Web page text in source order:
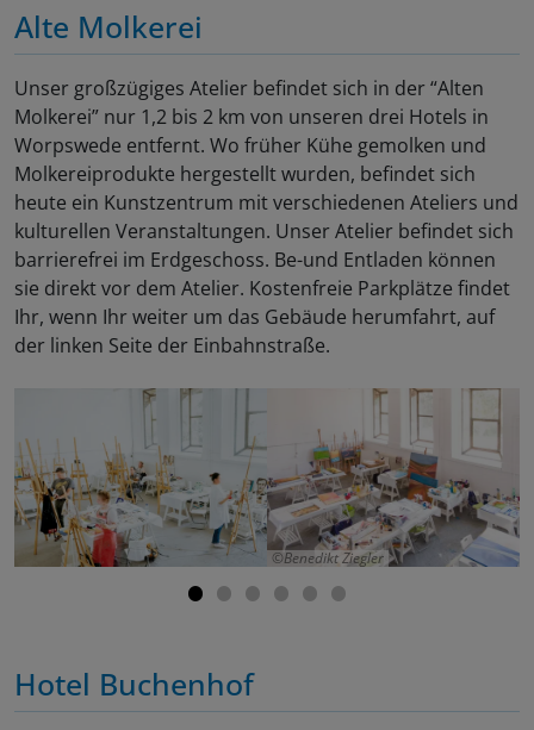
Alte Molkerei
Unser großzügiges Atelier befindet sich in der “Alten
Molkerei” nur 1,2 bis 2 km von unseren drei Hotels in
Worpswede entfernt. Wo früher Kühe gemolken und
Molkereiprodukte hergestellt wurden, befindet sich
heute ein Kunstzentrum mit verschiedenen Ateliers und
kulturellen Veranstaltungen. Unser Atelier befindet sich
barrierefrei im Erdgeschoss. Be-und Entladen können
sie direkt vor dem Atelier. Kostenfreie Parkplätze findet
Ihr, wenn Ihr weiter um das Gebäude herumfahrt, auf
der linken Seite der Einbahnstraße.
Benedikt Ziegler
Hotel Buchenhof